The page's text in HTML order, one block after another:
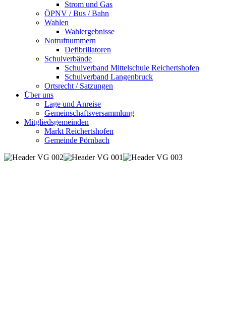
Strom und Gas
ÖPNV / Bus / Bahn
Wahlen
Wahlergebnisse
Notrufnummern
Defibrillatoren
Schulverbände
Schulverband Mittelschule Reichertshofen
Schulverband Langenbruck
Ortsrecht / Satzungen
Über uns
Lage und Anreise
Gemeinschaftsversammlung
Mitgliedsgemeinden
Markt Reichertshofen
Gemeinde Pörnbach